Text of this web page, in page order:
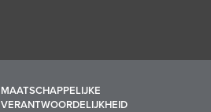
MAATSCHAPPELIJKE
VERANTWOORDELIJKHEID